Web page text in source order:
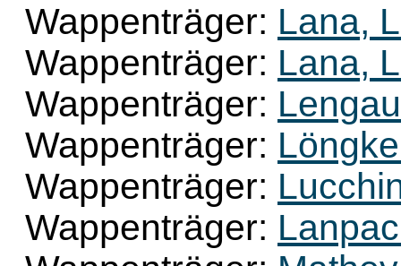
Wappenträger: Lana,
Wappenträger: Lana,
Wappenträger:
Wappenträger:
Wappenträger:
Wappenträger: